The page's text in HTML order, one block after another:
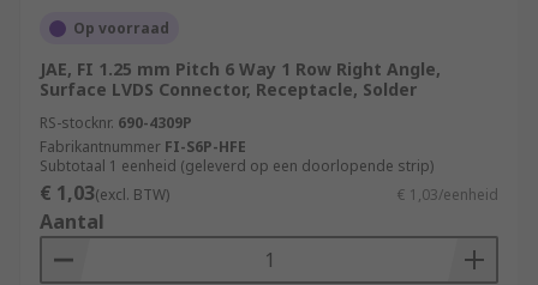
Op voorraad
JAE, FI 1.25 mm Pitch 6 Way 1 Row Right Angle,
Surface LVDS Connector, Receptacle, Solder
RS-stocknr. 690-4309P
Fabrikantnummer FI-S6P-HFE
Subtotaal 1 eenheid (geleverd op een doorlopende strip)
€ 1,03(excl. BTW) € 1,03/eenheid
Aantal